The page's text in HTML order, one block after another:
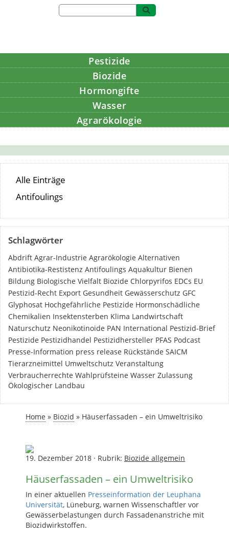
Pestizide
Biozide
Hormongifte
Wasser
Agrarökologie
Alle Einträge
Antifoulings
Schlagwörter
Abdrift Agrar-Industrie Agrarökologie Alternativen
Antibiotika-Restistenz Antifoulings Aquakultur Bienen
Bildung Biologische Vielfalt Biozide Chlorpyrifos EDCs EU
Pestizid-Recht Export Gesundheit Gewässerschutz GFC
Glyphosat Hochgefährliche Pestizide Hormonschädliche
Chemikalien Insektensterben Klima Landwirtschaft
Naturschutz Neonikotinoide PAN International Pestizid-Brief
Pestizide Pestizidhandel Pestizidhersteller PFAS Podcast
Presse-Information press release Rückstände SAICM
Tierarzneimittel Umweltschutz Veranstaltung
Verbraucherrechte Wahlprüfsteine Wasser Zulassung
Ökologischer Landbau
Home » Biozid » Häuserfassaden – ein Umweltrisiko
19. Dezember 2018 · Rubrik: Biozide allgemein
Häuserfassaden – ein Umweltrisiko
In einer aktuellen Presseinformation der Leuphana
Universität, Lüneburg, warnen Wissenschaftler vor
Gewässerbelastungen durch Fassadenanstriche mit
Biozidwirkstoffen.